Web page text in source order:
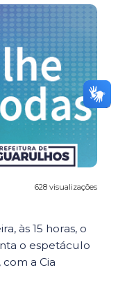
628 visualizações
às 15 horas, o
o espetáculo
a Cia